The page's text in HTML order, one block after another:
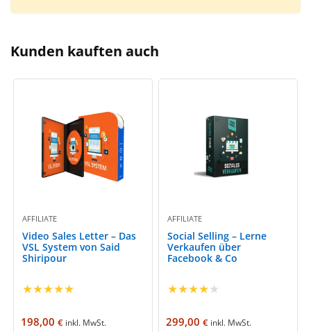
Kunden kauften auch
AFFILIATE
Video Sales Letter – Das
VSL System von Said
Shiripour
★★★★★
198,00€ inkl. MwSt.
AFFILIATE
Social Selling – Lerne
Verkaufen über
Facebook & Co
★★★★★
299,00€ inkl. MwSt.